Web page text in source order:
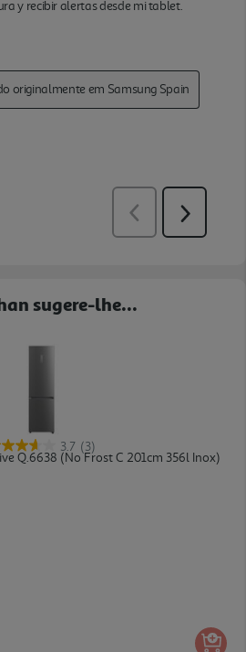
sugere-lhe...
3.7 (3)
Q.6638 (no Frost C 201cm 356l Inox)